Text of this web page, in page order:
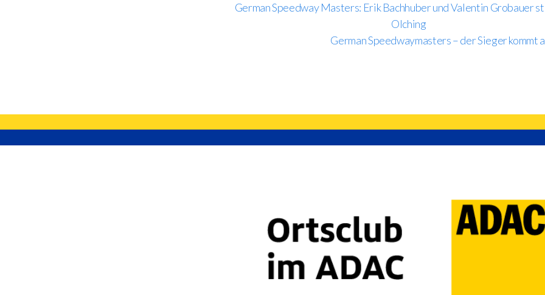
German Speedway Masters: Erik Bachhuber und Valentin Grobauer
Olching
German Speedwaymasters – der Sieger kommt